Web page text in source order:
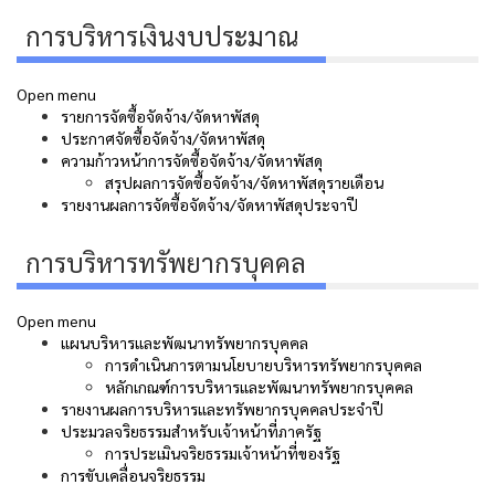
การบริหารเงินงบประมาณ
Open menu
รายการจัดซื้อจัดจ้าง/จัดหาพัสดุ
ประกาศจัดซื้อจัดจ้าง/จัดหาพัสดุ
ความก้าวหน้าการจัดซื้อจัดจ้าง/จัดหาพัสดุ
สรุปผลการจัดซื้อจัดจ้าง/จัดหาพัสดุรายเดือน
รายงานผลการจัดซื้อจัดจ้าง/จัดหาพัสดุประจาปี
การบริหารทรัพยากรบุคคล
Open menu
แผนบริหารและพัฒนาทรัพยากรบุคคล
การดำเนินการตามนโยบายบริหารทรัพยากรบุคคล
หลักเกณฑ์การบริหารและพัฒนาทรัพยากรบุคคล
รายงานผลการบริหารและทรัพยากรบุคคลประจำปี
ประมวลจริยธรรมสำหรับเจ้าหน้าที่ภาครัฐ
การประเมินจริยธรรมเจ้าหน้าที่ของรัฐ
การขับเคลื่อนจริยธรรม